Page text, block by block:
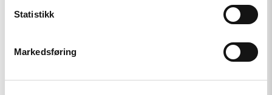
Statistikk
Markedsføring